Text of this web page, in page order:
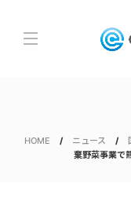
HOME ニュース
棄野菜事業で